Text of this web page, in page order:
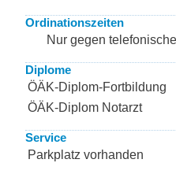
Ordinationszeiten
Nur gegen
Diplome
ÖÄK-Diplom-Fortbildung
ÖÄK-Diplom Notarzt
Service
Parkplatz vorhanden